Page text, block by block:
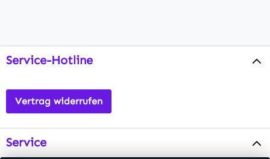
Service-Hotline
Vertrag widerrufen
Service